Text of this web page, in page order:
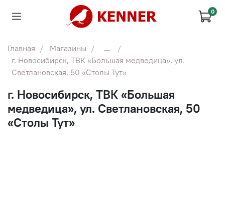
0
Главная Магазины
...
г. Новосибирск, ТВК «Большая медведица», ул.
Светлановская, 50 «Столы Тут»
г. Новосибирск, ТВК «Большая
медведица», ул. Светлановская, 50
«Столы Тут»